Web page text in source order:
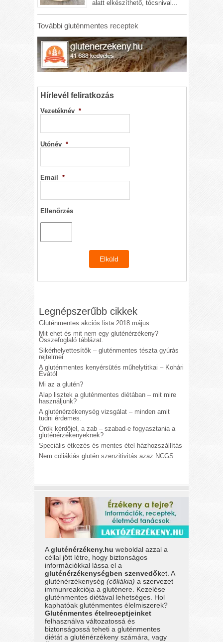
alatt elkészíthető, tócsnival...
További gluténmentes receptek
Hírlevél feliratkozás
Vezetéknév *
Utónév *
Email *
Ellenőrzés
Legnépszerűbb cikkek
Gluténmentes akciós lista 2018 május
Mit ehet és mit nem egy gluténérzékeny?
Összefoglaló táblázat.
Sikérhelyettesítők – gluténmentes tészta gyúrás
rejtelmei
A gluténmentes kenyérsütés műhelytitkai – Kohári
Évától
Mi az a glutén?
Alap lisztek a gluténmentes diétában – mit mire
használjunk?
A gluténérzékenység vizsgálat – minden amit
tudni érdemes.
Örök kérdőjel, a zab – szabad-e fogyasztania a
gluténérzékenyeknek?
Speciális étkezés és mentes étel házhozszállítás
Nem cöliákiás glutén szenzitivitás azaz NCGS
Agluténérzékeny.hu weboldal azzal a
céllal jött létre, hogy biztonságos
információkkal lássa el a
gluténérzékenységben szenvedőket. A
gluténérzékenység(cöliákia) a szervezet
immunreakciója a gluténere. Kezelése
gluténmentes diétával lehetséges. Hol
kaphatóak gluténmentes élelmiszerek?
Gluténmentes ételreceptjeinket
felhasználva változatossá és
biztonságossá teheti a gluténmentes
diétát a gluténérzékeny számára, vagy